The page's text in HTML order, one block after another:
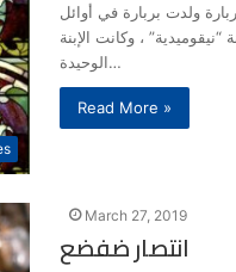
ولدت بربارة في أوائل
“نيقوميدية” ، وكانت الإبنة
الوحيدة…
Read More »
March 27, 2019
انتصار ضفضع